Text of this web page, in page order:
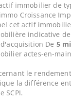
immobilier de
Croissance
cet actif
indicative
De 5
actes-en-
le
la différence
SCPI.